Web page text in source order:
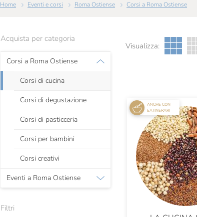
Home Eventi e corsi Roma Ostiense Corsi a Roma Ostiense
Acquista per categoria
Corsi a Roma Ostiense
Corsi di cucina
Corsi di degustazione
Corsi di pasticceria
Corsi per bambini
Corsi creativi
Eventi a Roma Ostiense
Filtri
Visualizza:
ANCHE CON
EATINERARI